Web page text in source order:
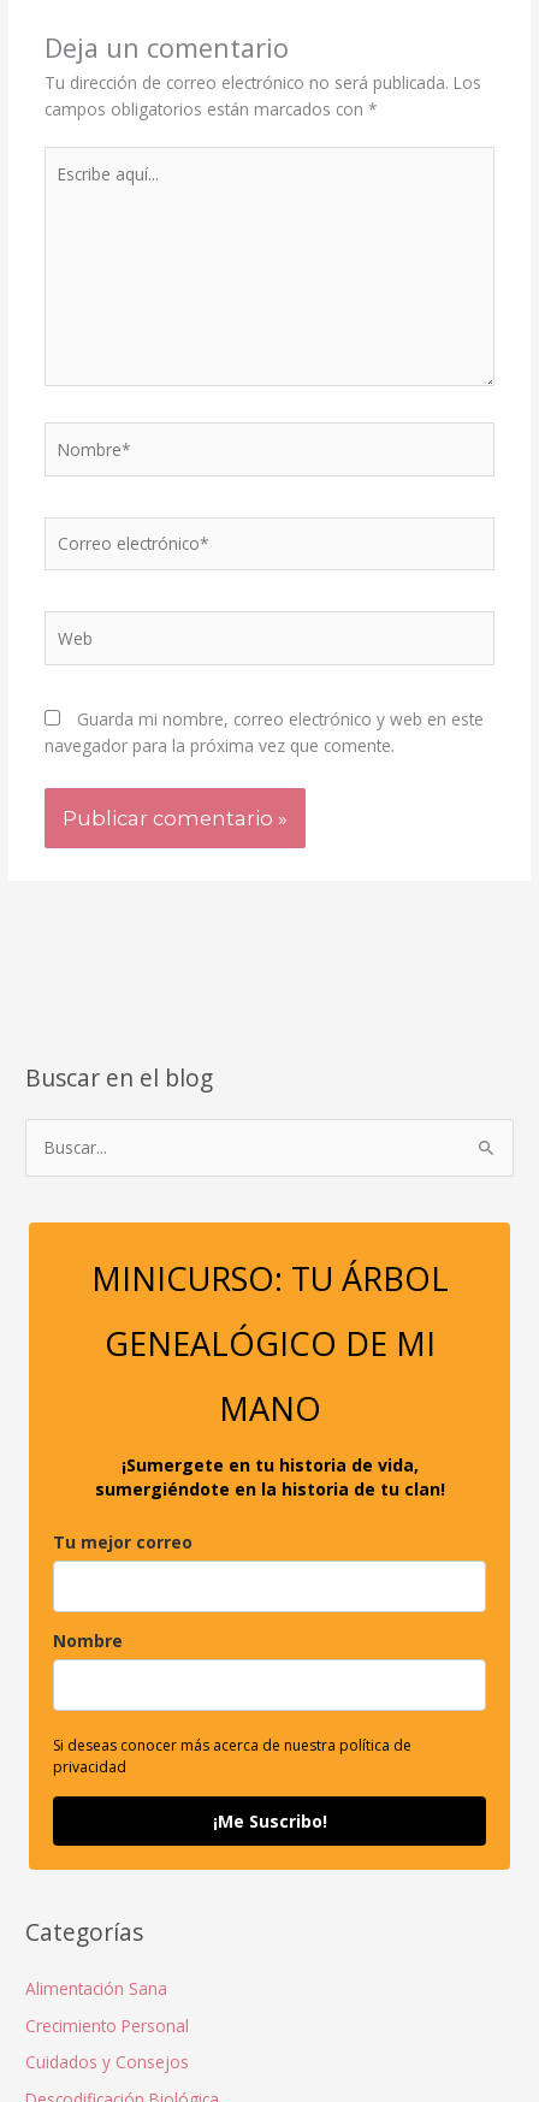
Deja un comentario
Tu dirección de correo electrónico no será publicada. Los
campos obligatorios están marcados con *
aquí...
electrónico*
Guarda mi nombre, correo electrónico y web en este
navegador para la próxima vez que comente.
Buscar en el blog
c
MINICURSO: TU ÁRBOL
GENEALÓGICO DE MI
MANO
¡Sumergete en tu historia de vida,
sumergiéndote en la historia de tu clan!
Tu mejor correo
Nombre
Si deseas conocer más acerca de nuestra política de
privacidad
¡Me Suscribo!
Categorías
Alimentación Sana
Crecimiento Personal
Cuidados y Consejos